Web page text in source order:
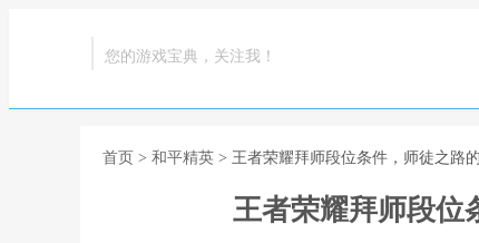
您的游戏宝典，关注我！
首页 > 和平精英 > 王者荣耀拜师段位条件，师徒之路
王者荣耀拜师段位